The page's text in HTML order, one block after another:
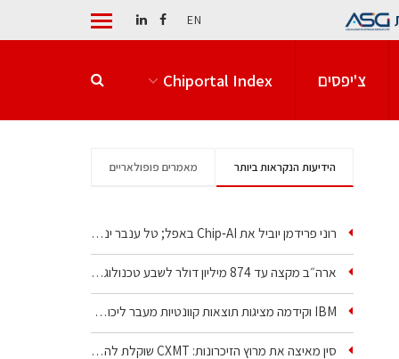
EN
צ'יפסים Chiportal Index
הידיעות הנקראות ביותר מאמרים פופולאריים
רוני פרידמן יוביל את Chip‑AI באפל; טל ענבר ינהל את…
ארה״ב מקצה עד 874 מיליון דולר לשבע טכנולוגיות שבבים…
IBM וקידמה מציגות תוצאות קוונטיות מעבר ליכולת…
סין מאיצה את מרוץ הזיכרונות: CXMT שוקלת להקים מפעל…